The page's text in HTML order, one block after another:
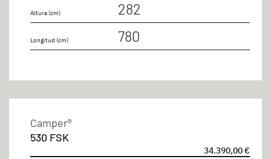
Altura (cm) 282
Longitud (cm) 780
Camper®
530 FSK
34.390,00 €